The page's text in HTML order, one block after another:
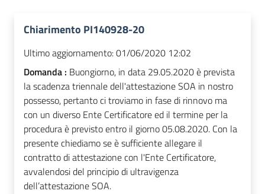
Chiarimento PI140928-20
Ultimo aggiornamento:01/06/2020 12:02
Domanda : Buongiorno, in data 29.05.2020 è prevista
la scadenza triennale dell'attestazione SOA in nostro
possesso, pertanto ci troviamo in fase di rinnovo ma
con un diverso Ente Certificatore ed il termine per la
procedura è previsto entro il giorno 05.08.2020. Con la
presente chiediamo se è sufficiente allegare il
contratto di attestazione con l'Ente Certificatore,
avvalendosi del principio di ultravigenza
dell’attestazione SOA.